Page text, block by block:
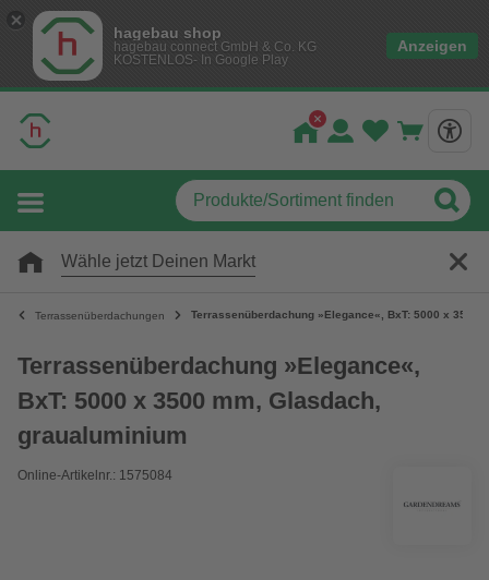
hagebau shop
hagebau connect GmbH & Co. KG
KOSTENLOS- In Google Play
Anzeigen
Wähle jetzt Deinen Markt
Terrassenüberdachungen Terrassenüberdachung »Elegance«, BxT: 5000 x 3500
Terrassenüberdachung »Elegance«,
BxT: 5000 x 3500 mm, Glasdach,
graualuminium
Online-Artikelnr.: 1575084